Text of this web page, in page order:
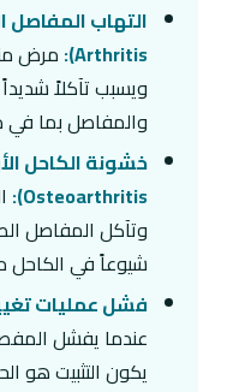
Arthritis): مرض
ويسبب تآكلاً
والمفاصل بما في
Osteoarthritis):
وتآكل المفاصل
شيوعاً في الكاحل
فشل عمليات
عندما يفشل
يكون التثبيت هو